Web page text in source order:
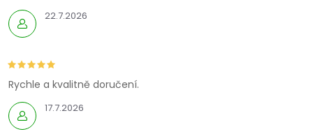
22.7.2026
17.7.2026
Rychle a kvalitně doručení.